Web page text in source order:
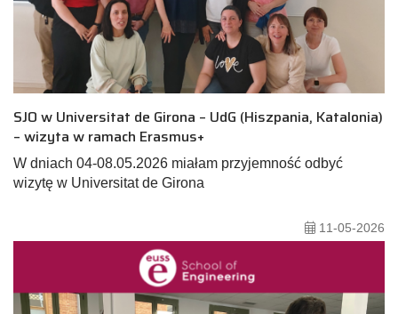
SJO w Universitat de Girona – UdG (Hiszpania, Katalonia)
– wizyta w ramach Erasmus+
W dniach 04-08.05.2026 miałam przyjemność odbyć
wizytę w Universitat de Girona
11-05-2026